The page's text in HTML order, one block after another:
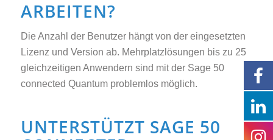
ARBEITEN?
Die Anzahl der Benutzer hängt von der eingesetzten
Lizenz und Version ab. Mehrplatzlösungen bis zu 25
gleichzeitigen Anwendern sind mit der Sage 50
connected Quantum problemlos möglich.
UNTERSTÜTZT SAGE 50